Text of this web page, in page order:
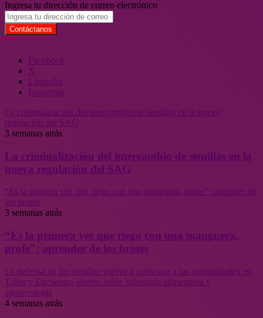
Ingresa tu dirección de correo electrónico
Facebook
X
LinkedIn
Instagram
La criminalización del intercambio de semillas en la nueva
regulación del SAG
3 semanas atrás
La criminalización del intercambio de semillas en la
nueva regulación del SAG
“Es la primera vez que riego con una manguera, profe”: aprender de
los brotes
3 semanas atrás
“Es la primera vez que riego con una manguera,
profe”: aprender de los brotes
La defensa de las semillas vuelve a convocar a las comunidades en
Taller y Encuentro abierto sobre soberanía alimentaria y
agroecología
4 semanas atrás